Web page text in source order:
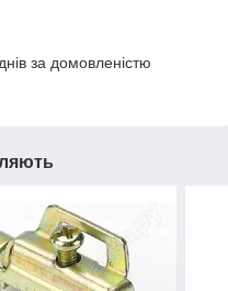
за домовленістю